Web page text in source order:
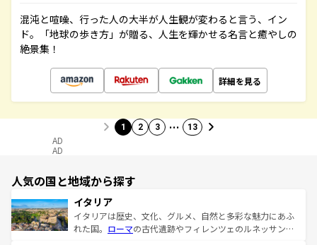
混沌と喧噪、行った人の大半が人生観が変わると言う、イン
ド。「地球の歩き方」が贈る、人生を輝かせる名言と癒やしの
絶景集！
詳細を見る
1 2 3 … 13
AD
AD
人気の国と地域から探す
イタリア
イタリアは歴史、文化、グルメ、自然と多彩な魅力にあふ
れた国。 ローマの古代遺跡やフィレンツェのルネッサンス